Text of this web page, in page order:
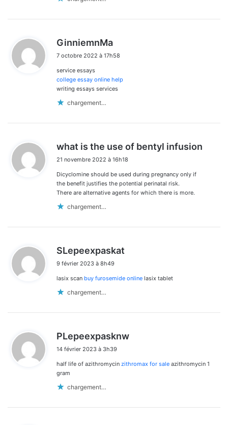
GinniemnMa
t
:
7 octobre 2022 à 17h58
service essays
college essay online help
writing essays services
chargement…
what is the use of bentyl infusion
21 novembre 2022 à 16h18
Dicyclomine should be used during pregnancy only if
the benefit justifies the potential perinatal risk.
There are alternative agents for which there is more.
chargement…
SLepeexpaskat
9 février 2023 à 8h49
lasix scan buy furosemide online lasix tablet
chargement…
PLepeexpasknw
14 février 2023 à 3h39
half life of azithromycin zithromax for sale azithromycin 1
gram
chargement…